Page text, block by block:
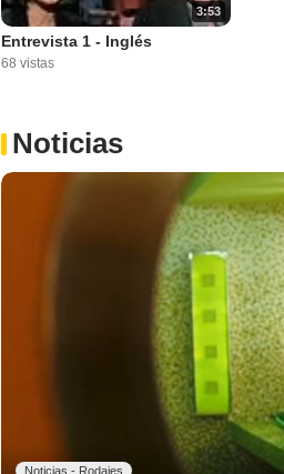
3:53
Entrevista 1 - Inglés
68 vistas
Noticias
Noticias - Rodajes